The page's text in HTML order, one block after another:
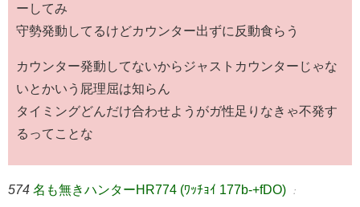
ーしてみ
守勢発動してるけどカウンター出ずに反動食らう
カウンター発動してないからジャストカウンターじゃな
いとかいう屁理屈は知らん
タイミングどんだけ合わせようがガ性足りなきゃ不発す
るってことな
574 名も無きハンターHR774 (ﾜｯﾁｮｲ 177b-+fDO) ：